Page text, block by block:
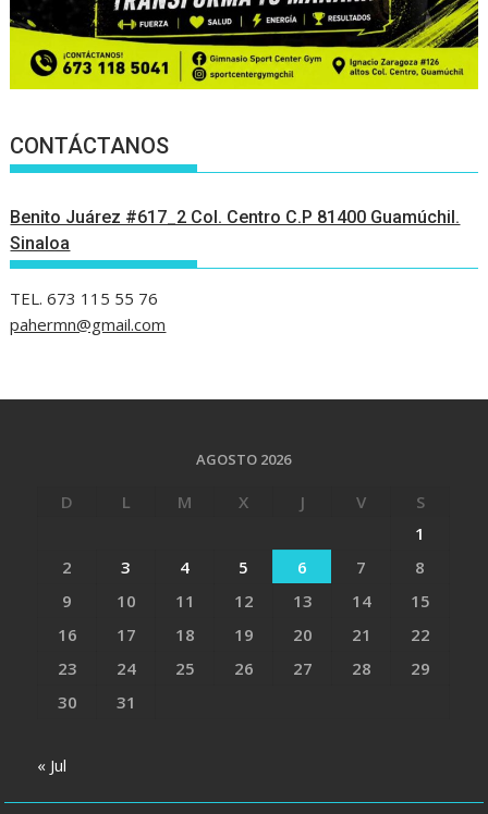
CONTÁCTANOS
Benito Juárez #617_2 Col. Centro C.P 81400 Guamúchil.
Sinaloa
TEL. 673 115 55 76
pahermn@gmail.com
AGOSTO 2026
D L M X J V
S
1
2
3 4 5 6 7
8
9
10 11 12 13 14
15
16
17 18 19 20 21
22
23
24 25 26 27 28
29
30
31
« Jul